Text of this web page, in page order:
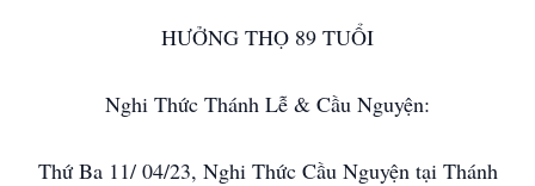
HƯỞNG THỌ 89 TUỔI
Nghi Thức Thánh Lễ & Cầu Nguyện:
Thứ Ba 11/ 04/23, Nghi Thức Cầu Nguyện tại Thánh